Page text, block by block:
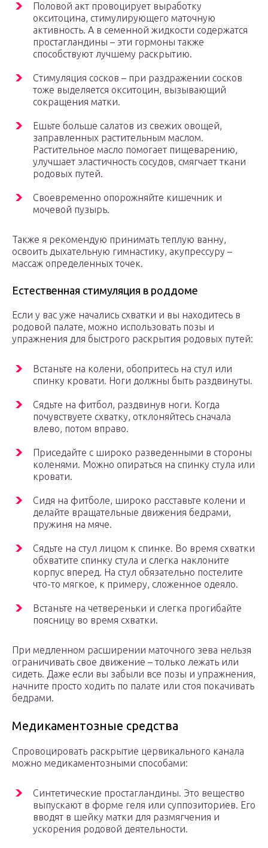
Половой акт провоцирует выработку
окситоцина, стимулирующего маточную
активность. А в семенной жидкости содержатся
простагландины – эти гормоны также
способствуют лучшему раскрытию.
Стимуляция сосков – при раздражении сосков
тоже выделяется окситоцин, вызывающий
сокращения матки.
Ешьте больше салатов из свежих овощей,
заправленных растительным маслом.
Растительное масло помогает пищеварению,
улучшает эластичность сосудов, смягчает ткани
родовых путей.
Своевременно опорожняйте кишечник и
мочевой пузырь.
Также я рекомендую принимать теплую ванну,
освоить дыхательную гимнастику, акупрессуру –
массаж определенных точек.
Естественная стимуляция в роддоме
Если у вас уже начались схватки и вы находитесь в
родовой палате, можно использовать позы и
упражнения для быстрого раскрытия родовых путей:
Встаньте на колени, обопритесь на стул или
спинку кровати. Ноги должны быть раздвинуты.
Сядьте на фитбол, раздвинув ноги. Когда
почувствуете схватку, отклоняйтесь сначала
влево, потом вправо.
Приседайте с широко разведенными в стороны
коленями. Можно опираться на спинку стула или
кровати.
Сидя на фитболе, широко расставьте колени и
делайте вращательные движения бедрами,
пружиня на мяче.
Сядьте на стул лицом к спинке. Во время схватки
обхватите спинку стула и слегка наклоните
корпус вперед. На стул обязательно постелите
что-то мягкое, к примеру, сложенное одеяло.
Встаньте на четвереньки и слегка прогибайте
поясницу во время схватки.
При медленном расширении маточного зева нельзя
ограничивать свое движение – только лежать или
сидеть. Даже если вы забыли все позы и упражнения,
начните просто ходить по палате или стоя покачивать
бедрами.
Медикаментозные средства
Спровоцировать раскрытие цервикального канала
можно медикаментозными способами:
Синтетические простагландины. Это вещество
выпускают в форме геля или суппозиториев. Его
вводят в шейку матки для размягчения и
ускорения родовой деятельности.